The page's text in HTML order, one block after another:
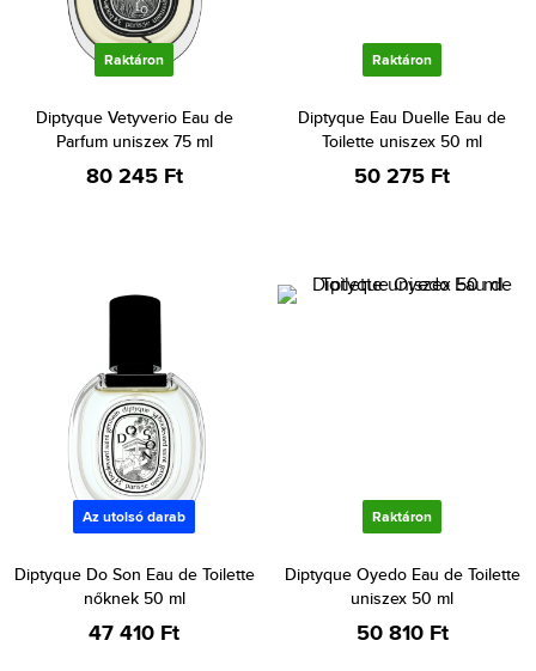
Raktáron
Diptyque Vetyverio Eau de
Parfum uniszex 75 ml
80 245 Ft
Raktáron
Diptyque Eau Duelle Eau de
Toilette uniszex 50 ml
50 275 Ft
Az utolsó darab
Diptyque Do Son Eau de Toilette
nőknek 50 ml
47 410 Ft
Raktáron
Diptyque Oyedo Eau de Toilette
uniszex 50 ml
50 810 Ft